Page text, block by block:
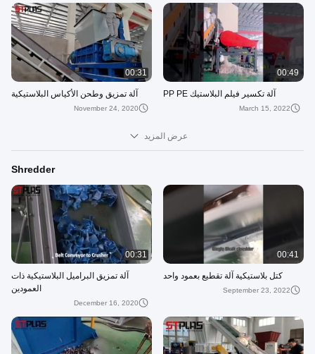
00:49
آلة تكسير فيلم البلاستيك PP PE
March 15, 2022
00:31
آلة تمزيق وطحن الأكياس البلاستيكية
November 24, 2020
عرض المزيد
Shredder
00:41
كتل بلاستيكية آلة تقطيع بعمود واحد
September 23, 2022
00:31
آلة تمزيق البراميل البلاستيكية ذات
العمودين
December 16, 2020